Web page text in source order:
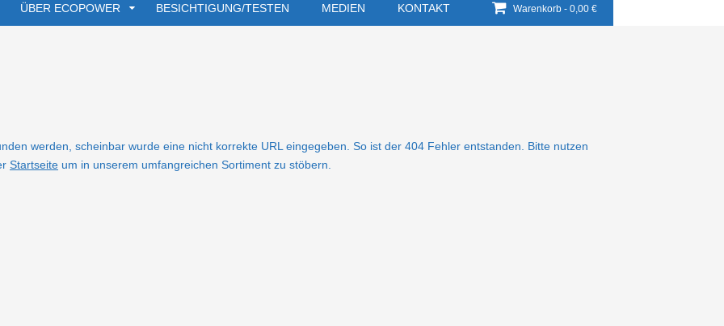
ÜBER ECOPOWER BESICHTIGUNG/TESTEN MEDIEN KONTAKT Warenkorb - 0,00 €
werden, scheinbar wurde eine nicht korrekte URL eingegeben. So ist der 404 Fehler entstanden. Bitte nutzen
Startseite um in unserem umfangreichen Sortiment zu stöbern.